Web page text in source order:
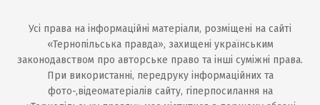
Усі права на інформаційні матеріали, розміщені на сайті
«Тернопільська правда», захищені українським
законодавством про авторське право та інші суміжні права.
При використанні, передруку інформаційних та
фото-,відеоматеріалів сайту, гіперпосилання на